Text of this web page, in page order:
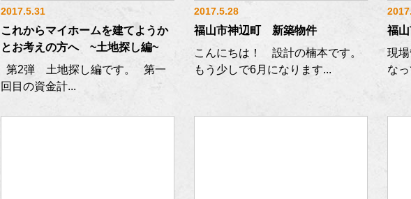
2017.5.31
これからマイホームを建てようか
とお考えの方へ ~土地探し編~
第2弾 土地探し編です。 第一
回目の資金計...
2017.5.28
福山市神辺町 新築物件
こんにちは！ 設計の楠本です。
もう少しで6月になります...
福
現
な